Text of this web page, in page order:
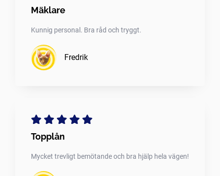
Mäklare
Kunnig personal. Bra råd och tryggt.
Fredrik
Topplån
Mycket trevligt bemötande och bra hjälp hela vägen!